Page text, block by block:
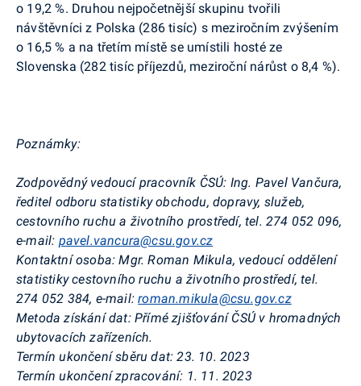
o 19,2 %. Druhou nejpočetnější skupinu tvořili
návštěvníci z Polska (286 tisíc) s meziročním zvýšením
o 16,5 % a na třetím místě se umístili hosté ze
Slovenska (282 tisíc příjezdů, meziroční nárůst o 8,4 %).
Poznámky:
Zodpovědný vedoucí pracovník ČSÚ: Ing. Pavel Vančura,
ředitel odboru statistiky obchodu, dopravy, služeb,
cestovního ruchu a životního prostředí, tel. 274 052 096,
e-mail: pavel.vancura@csu.gov.cz
Kontaktní osoba: Mgr. Roman Mikula, vedoucí oddělení
statistiky cestovního ruchu a životního prostředí, tel.
274 052 384, e-mail:roman.mikula@csu.gov.cz
Metoda získání dat: Přímé zjišťování ČSÚ v hromadných
ubytovacích zařízeních.
Termín ukončení sběru dat: 23. 10. 2023
Termín ukončení zpracování: 1. 11. 2023